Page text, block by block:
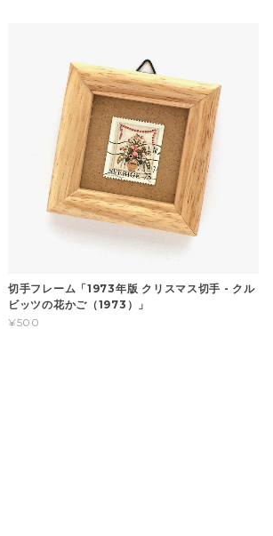
切手フレーム「1973年版 クリスマス切手 - クル
ビッツの花かご（1973）」
¥500